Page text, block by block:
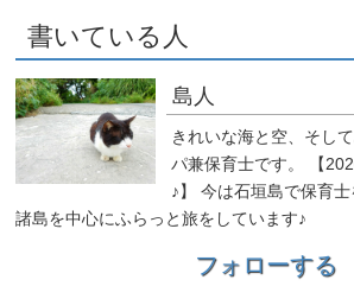
書いている人
島人
きれいな海と空、そし
パ兼保育士です。 【
♪】 今は石垣島で保育
諸島を中心にふらっと旅をしています♪
フォローする